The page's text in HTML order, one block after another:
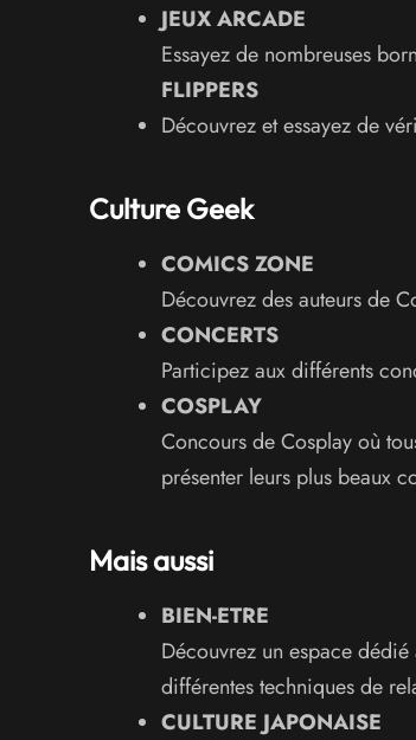
JEUX ARCADE
Essayez de nombreuses
FLIPPERS
Découvrez et essayez de
Culture Geek
COMICS ZONE
Découvrez des auteurs de
CONCERTS
Participez aux différents
COSPLAY
Concours de Cosplay où
présenter leurs plus beaux
Mais aussi
BIEN-ETRE
Découvrez un espace
différentes techniques de
CULTURE JAPONAISE